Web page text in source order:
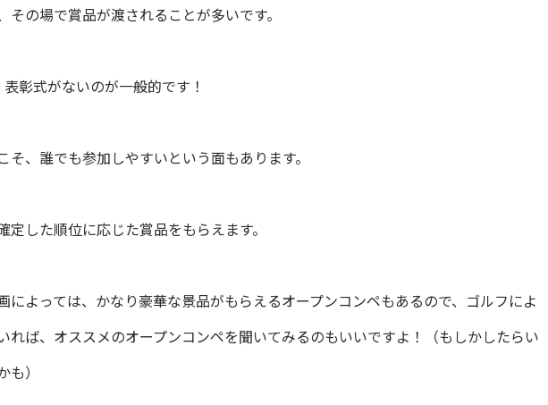
その場で賞品が渡されることが多いです。
彰式がないのが一般的です！
そ、誰でも参加しやすいという面もあります。
定した順位に応じた賞品をもらえます。
によっては、かなり豪華な景品がもらえるオープンコンペもあるので、ゴルフによ
れば、オススメのオープンコンペを聞いてみるのもいいですよ！（もしかしたらい
）